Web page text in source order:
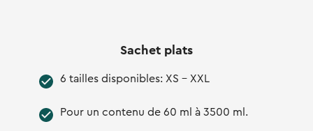
Sachet plats
6 tailles disponibles: XS - XXL
Pour un contenu de 60 ml à 3500 ml.